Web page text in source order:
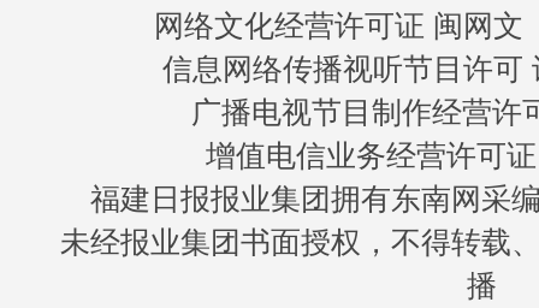
网络文化经营许可证 闽网文
信息网络传播视听节目许可
广播电视节目制作经营许
增值电信业务经营许可
福建日报报业集团拥有东南网采
未经报业集团书面授权，不得转载
播